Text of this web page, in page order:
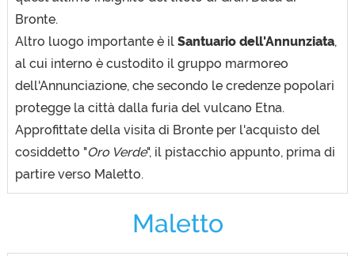
Bronte.
Altro luogo importante è il Santuario dell'Annunziata,
al cui interno è custodito il gruppo marmoreo
dell'Annunciazione, che secondo le credenze popolari
protegge la città dalla furia del vulcano Etna.
Approfittate della visita di Bronte per l'acquisto del
cosiddetto "Oro Verde", il pistacchio appunto, prima di
partire verso Maletto.
Maletto